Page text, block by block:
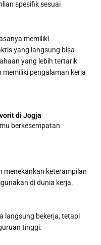
spesifik sesuai
memiliki
yang langsung bisa
yang lebih tertarik
pengalaman kerja
di Jogja
berkesempatan
menekankan keterampilan
di dunia kerja.
langsung bekerja, tetapi
tinggi.